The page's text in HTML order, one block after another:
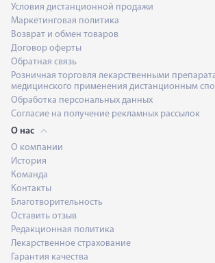
Условия дистанционной продажи
Маркетинговая политика
Возврат и обмен товаров
Договор оферты
Обратная связь
Розничная торговля лекарственными
медицинского применения дистанционным
Обработка персональных данных
Согласие на получение рекламных рассылок
О нас
О компании
История
Команда
Контакты
Благотворительность
Оставить отзыв
Редакционная политика
Лекарственное страхование
Гарантия качества